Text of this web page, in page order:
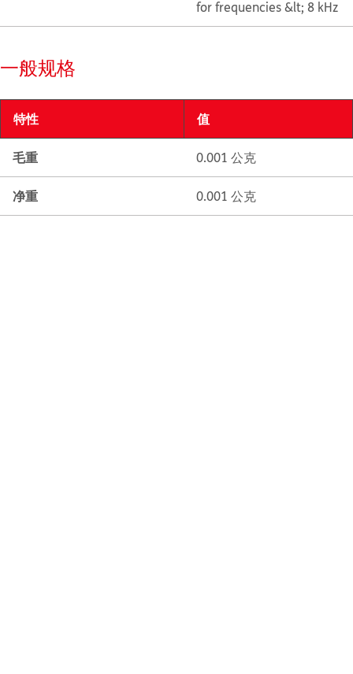
for frequencies &lt; 8 kHz
一般规格
特性 值
毛重 0.001 公克
净重 0.001 公克